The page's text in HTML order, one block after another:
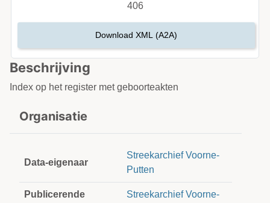
Beschrijving
Index op het register met geboorteakten
Organisatie
Data-eigenaar
Streekarchief Voorne-
Putten
Publicerende
Streekarchief Voorne-
406
Download XML (A2A)